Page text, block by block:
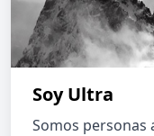
Soy Ultra
Somos personas